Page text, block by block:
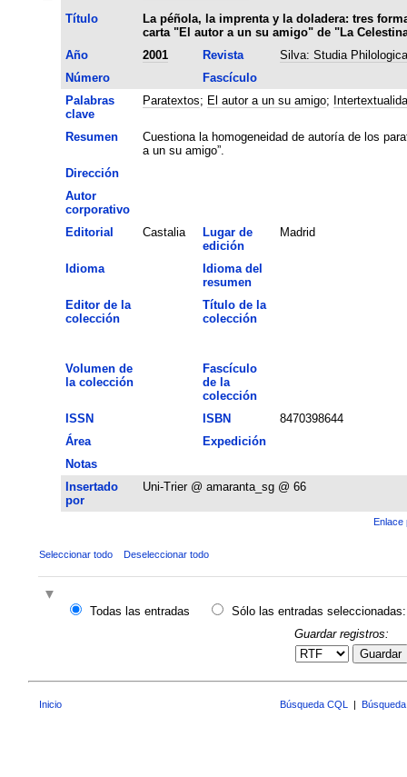
Título
La péñola, la imprenta y la doladera: tres
carta "El autor a un su amigo" de "La
Año
2001 Revista
Silva: Studia
Número
Fascículo
Palabras
clave
Paratextos; El autor a un su amigo;
Resumen
Cuestiona la homogeneidad de autoría de los
a un su amigo”.
Dirección
Autor
corporativo
Editorial
Castalia
Lugar de
edición
Madrid
Idioma
Idioma del
resumen
Editor de la
colección
Título de la
colección
Volumen de
la colección
Fascículo
de la
colección
ISSN
ISBN
8470398644
Área
Expedición
Notas
Insertado
por
Uni-Trier @ amaranta_sg @ 66
Enlace
Seleccionar todo Deseleccionar todo
Todas las entradas
Sólo las entradas seleccionadas:
Guardar registros:
Guardar
Inicio Búsqueda CQL